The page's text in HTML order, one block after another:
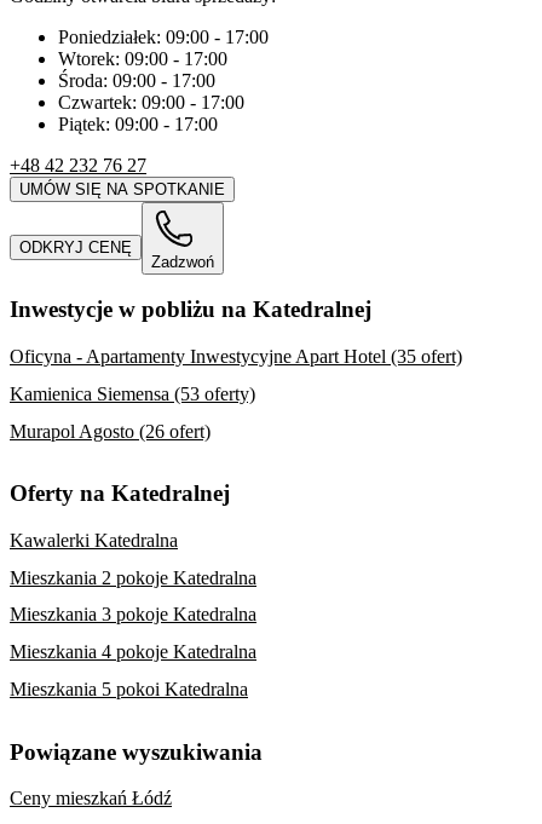
Poniedziałek: 09:00 - 17:00
Wtorek: 09:00 - 17:00
Środa: 09:00 - 17:00
Czwartek: 09:00 - 17:00
Piątek: 09:00 - 17:00
+48 42 232 76 27
UMÓW SIĘ NA SPOTKANIE
ODKRYJ CENĘ
Zadzwoń
Inwestycje w pobliżu na Katedralnej
Oficyna - Apartamenty Inwestycyjne Apart Hotel (35 ofert)
Kamienica Siemensa (53 oferty)
Murapol Agosto (26 ofert)
Oferty na Katedralnej
Kawalerki Katedralna
Mieszkania 2 pokoje Katedralna
Mieszkania 3 pokoje Katedralna
Mieszkania 4 pokoje Katedralna
Mieszkania 5 pokoi Katedralna
Powiązane wyszukiwania
Ceny mieszkań Łódź